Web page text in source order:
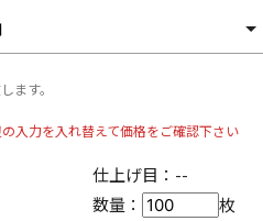
ます。
入力を入れ替えて価格をご確認下さい
仕上げ目： --
数量：
枚